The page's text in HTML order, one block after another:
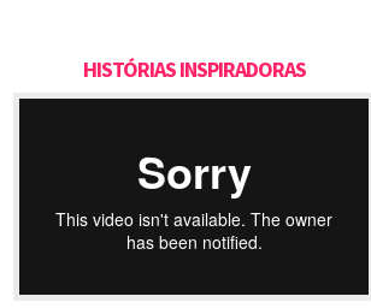
HISTÓRIAS INSPIRADORAS